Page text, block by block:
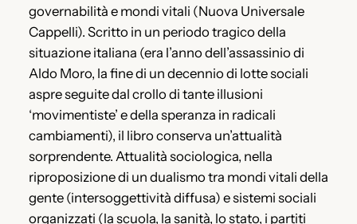
governabilità e mondi vitali (Nuova Universale
Cappelli). Scritto in un periodo tragico della
situazione italiana (era l’anno dell’assassinio di
Aldo Moro, la fine di un decennio di lotte sociali
aspre seguite dal crollo di tante illusioni
‘movimentiste’ e della speranza in radicali
cambiamenti), il libro conserva un’attualità
sorprendente. Attualità sociologica, nella
riproposizione di un dualismo tra mondi vitali della
gente (intersoggettività diffusa) e sistemi sociali
organizzati (la scuola, la sanità, lo stato, i partiti